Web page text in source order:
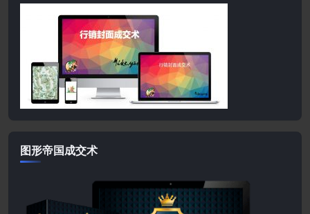
图形帝国成交术